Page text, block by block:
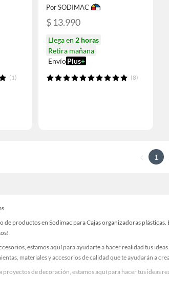
(1)
Por SODIMAC
$ 13.990
Llega en 2 horas
Retira mañana
Envío Plus+
(8)
1
de productos en Sodimac para Cajas organizadoras
estamos aquí para ayudarte a hacer realidad tus
materiales y accesorios de calidad que te ayudarán a
proyectos de decoración, estamos aquí para hacer tus ideas